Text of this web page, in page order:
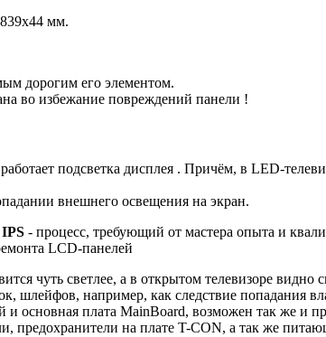
мм.
дорогим его элементом.
во избежание повреждений панели !
подсветка дисплея . Причём, в LED-
внешнего освещения на экран.
- процесс, требующий от мастера опыта и
LCD-панелей
чуть светлее, а в открытом телевизоре видно
шлейфов, например, как следствие попадания
основная плата MainBoard, возможен так же и
предохранители на плате T-CON, а так же